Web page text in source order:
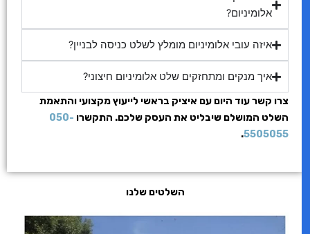
אלומיניום?
איזה עובי אלומיניום מומלץ לשלט כניסה לבניין?
איך מנקים ומתחזקים שלט אלומיניום חיצוני?
צרו קשר עוד היום עם איציק בראשי לייעוץ מקצועי והתאמת
השלט המושלם שיבליט את העסק שלכם. התקשרו050-
5505055
.
השלטים שלנו